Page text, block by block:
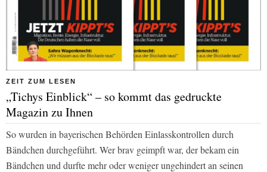
ZEIT ZUM LESEN
„Tichys Einblick“ – so kommt das gedruckte
Magazin zu Ihnen
So wurden in bayerischen Behörden Einlasskontrollen durch
Bändchen durchgeführt. Wer brav geimpft war, der bekam ein
Bändchen und durfte mehr oder weniger ungehindert an seinen